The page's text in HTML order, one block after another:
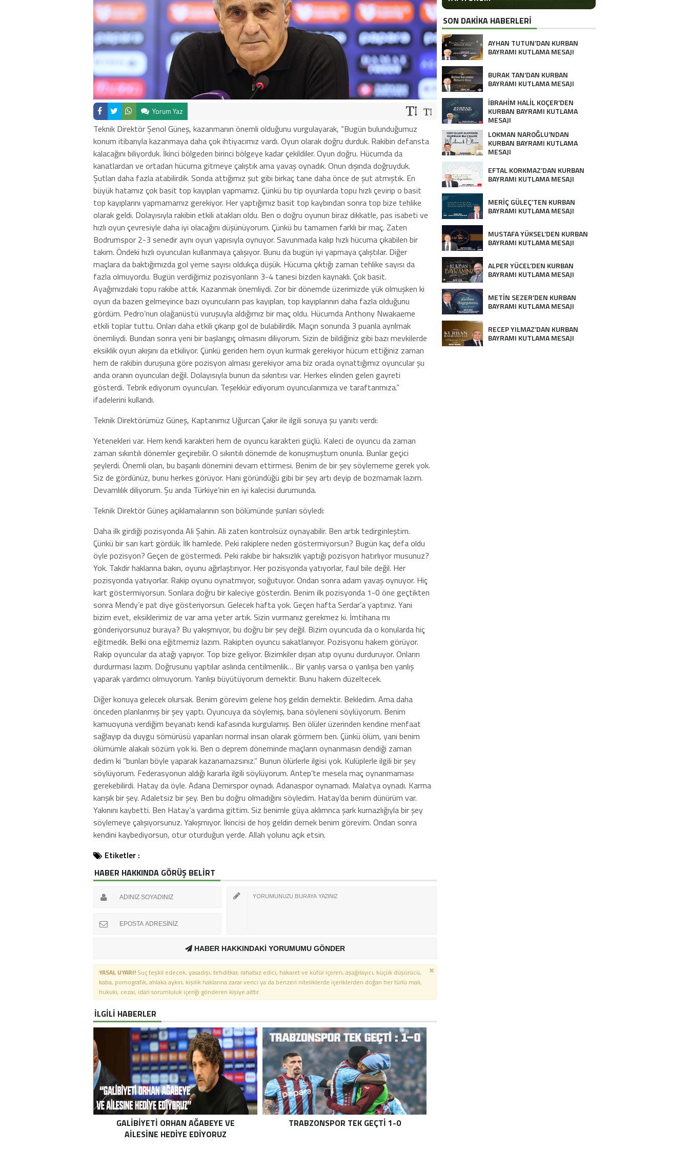
Yorum Yaz
Teknik Direktör Şenol Güneş, kazanmanın önemli olduğunu vurgulayarak, “Bugün bulunduğumuz
konum itibarıyla kazanmaya daha çok ihtiyacımız vardı. Oyun olarak doğru durduk. Rakibin defansta
kalacağını biliyorduk. İkinci bölgeden birinci bölgeye kadar çekildiler. Oyun doğru. Hücumda da
kanatlardan ve ortadan hücuma gitmeye çalıştık ama yavaş oynadık. Onun dışında doğruyduk.
Şutları daha fazla atabilirdik. Sonda attığımız şut gibi birkaç tane daha önce de şut atmıştık. En
büyük hatamız çok basit top kayıpları yapmamız. Çünkü bu tip oyunlarda topu hızlı çevirip o basit
top kayıplarını yapmamamız gerekiyor. Her yaptığımız basit top kaybından sonra top bize tehlike
olarak geldi. Dolayısıyla rakibin etkili atakları oldu. Ben o doğru oyunun biraz dikkatle, pas isabeti ve
hızlı oyun çevresiyle daha iyi olacağını düşünüyorum. Çünkü bu tamamen farklı bir maç. Zaten
Bodrumspor 2-3 senedir aynı oyun yapısıyla oynuyor. Savunmada kalıp hızlı hücuma çıkabilen bir
takım. Öndeki hızlı oyuncuları kullanmaya çalışıyor. Bunu da bugün iyi yapmaya çalıştılar. Diğer
maçlara da baktığımızda gol yeme sayısı oldukça düşük. Hücuma çıktığı zaman tehlike sayısı da
fazla olmuyordu. Bugün verdiğimiz pozisyonların 3-4 tanesi bizden kaynaklı. Çok basit.
Ayağımızdaki topu rakibe attık. Kazanmak önemliydi. Zor bir dönemde üzerimizde yük olmuşken ki
oyun da bazen gelmeyince bazı oyuncuların pas kayıpları, top kayıplarının daha fazla olduğunu
gördüm. Pedro’nun olağanüstü vuruşuyla aldığımız bir maç oldu. Hücumda Anthony Nwakaeme
etkili toplar tuttu. Onları daha etkili çıkarıp gol de bulabilirdik. Maçın sonunda 3 puanla ayrılmak
önemliydi. Bundan sonra yeni bir başlangıç olmasını diliyorum. Sizin de bildiğiniz gibi bazı mevkilerde
eksiklik oyun akışını da etkiliyor. Çünkü geriden hem oyun kurmak gerekiyor hücum ettiğiniz zaman
hem de rakibin duruşuna göre pozisyon alması gerekiyor ama biz orada oynattığımız oyuncular şu
anda oranın oyuncuları değil. Dolayısıyla bunun da sıkıntısı var. Herkes elinden gelen gayreti
gösterdi. Tebrik ediyorum oyuncuları. Teşekkür ediyorum oyuncularımıza ve taraftarımıza.”
ifadelerini kullandı.
Teknik Direktörümüz Güneş, Kaptanımız Uğurcan Çakır ile ilgili soruya şu yanıtı verdi:
Yetenekleri var. Hem kendi karakteri hem de oyuncu karakteri güçlü. Kaleci de oyuncu da zaman
zaman sıkıntılı dönemler geçirebilir. O sıkıntılı dönemde de konuşmuştum onunla. Bunlar geçici
şeylerdi. Önemli olan, bu başarılı dönemini devam ettirmesi. Benim de bir şey söylememe gerek yok.
Siz de gördünüz, bunu herkes görüyor. Hani göründüğü gibi bir şey artı deyip de bozmamak lazım.
Devamlılık diliyorum. Şu anda Türkiye’nin en iyi kalecisi durumunda.
Teknik Direktör Güneş açıklamalarının son bölümünde şunları söyledi:
Daha ilk girdiği pozisyonda Ali Şahin. Ali zaten kontrolsüz oynayabilir. Ben artık tedirginleştim.
Çünkü bir sarı kart gördük. İlk hamlede. Peki rakiplere neden göstermiyorsun? Bugün kaç defa oldu
öyle pozisyon? Geçen de göstermedi. Peki rakibe bir haksızlık yaptığı pozisyon hatırlıyor musunuz?
Yok. Takdir haklarına bakın, oyunu ağırlaştırıyor. Her pozisyonda yatıyorlar, faul bile değil. Her
pozisyonda yatıyorlar. Rakip oyunu oynatmıyor, soğutuyor. Ondan sonra adam yavaş oynuyor. Hiç
kart göstermiyorsun. Sonlara doğru bir kaleciye gösterdin. Benim ilk pozisyonda 1-0 öne geçtikten
sonra Mendy’e pat diye gösteriyorsun. Gelecek hafta yok. Geçen hafta Serdar’a yaptınız. Yani
bizim evet, eksiklerimiz de var ama yeter artık. Sizin vurmanız gerekmez ki. İmtihana mı
gönderiyorsunuz buraya? Bu yakışmıyor, bu doğru bir şey değil. Bizim oyuncuda da o konularda hiç
eğitmedik. Belki ona eğitmemiz lazım. Rakipten oyuncu sakatlanıyor. Pozisyonu hakem görüyor.
Rakip oyuncular da atağı yapıyor. Top bize geliyor. Bizimkiler dışarı atıp oyunu durduruyor. Onların
durdurması lazım. Doğrusunu yaptılar aslında centilmenlik… Bir yanlış varsa o yanlışa ben yanlış
yaparak yardımcı olmuyorum. Yanlışı büyütüyorum demektir. Bunu hakem düzeltecek.
Diğer konuya gelecek olursak. Benim görevim gelene hoş geldin demektir. Bekledim. Ama daha
önceden planlanmış bir şey yaptı. Oyuncuya da söylemiş, bana söyleneni söylüyorum. Benim
kamuoyuna verdiğim beyanatı kendi kafasında kurgulamış. Ben ölüler üzerinden kendine menfaat
sağlayıp da duygu sömürüsü yapanları normal insan olarak görmem ben. Çünkü ölüm, yani benim
ölümümle alakalı sözüm yok ki. Ben o deprem döneminde maçların oynanmasın dendiği zaman
dedim ki “bunları böyle yaparak kazanamazsınız.” Bunun ölürlerle ilgisi yok. Kulüplerle ilgili bir şey
söylüyorum. Federasyonun aldığı kararla ilgili söylüyorum. Antep’te mesela maç oynanmaması
gerekebilirdi. Hatay da öyle. Adana Demirspor oynadı. Adanaspor oynamadı. Malatya oynadı. Karma
karışık bir şey. Adaletsiz bir şey. Ben bu doğru olmadığını söyledim. Hatay’da benim dünürüm var.
Yakınını kaybetti. Ben Hatay’a yardıma gittim. Siz benimle güya aklımnca şark kurnazlığıyla bir şey
söylemeye çalışıyorsunuz. Yakışmıyor. İkincisi de hoş geldin demek benim görevim. Ondan sonra
kendini kaybediyorsun, otur oturduğun yerde. Allah yolunu açık etsin.
Etiketler :
HABER HAKKINDA GÖRÜŞ BELİRT
HABER HAKKINDAKİ YORUMUMU GÖNDER
YASAL UYARI! Suç teşkil edecek, yasadışı, tehditkar, rahatsız edici, hakaret ve küfür içeren, aşağılayıcı, küçük düşürücü,
kaba, pornografik, ahlaka aykırı, kişilik haklarına zarar verici ya da benzeri niteliklerde içeriklerden doğan her türlü mali,
hukuki, cezai, idari sorumluluk içeriği gönderen kişiye aittir.
İLGİLİ HABERLER
GALIBIYETI ORHAN AĞABEYE VE
AILESINE HEDIYE EDIYORUZ
TRABZONSPOR TEK GEÇTI 1-0
SON DAKİKA HABERLERİ
AYHAN TUTUN’DAN KURBAN
BAYRAMI KUTLAMA MESAJI
BURAK TAN’DAN KURBAN
BAYRAMI KUTLAMA MESAJI
İBRAHİM HALİL KOÇER’DEN
KURBAN BAYRAMI KUTLAMA
MESAJI
LOKMAN NAROĞLU’NDAN
KURBAN BAYRAMI KUTLAMA
MESAJI
EFTAL KORKMAZ’DAN KURBAN
BAYRAMI KUTLAMA MESAJI
MERİÇ GÜLEÇ’TEN KURBAN
BAYRAMI KUTLAMA MESAJI
MUSTAFA YÜKSEL’DEN KURBAN
BAYRAMI KUTLAMA MESAJI
ALPER YÜCEL’DEN KURBAN
BAYRAMI KUTLAMA MESAJI
METİN SEZER’DEN KURBAN
BAYRAMI KUTLAMA MESAJI
RECEP YILMAZ’DAN KURBAN
BAYRAMI KUTLAMA MESAJI